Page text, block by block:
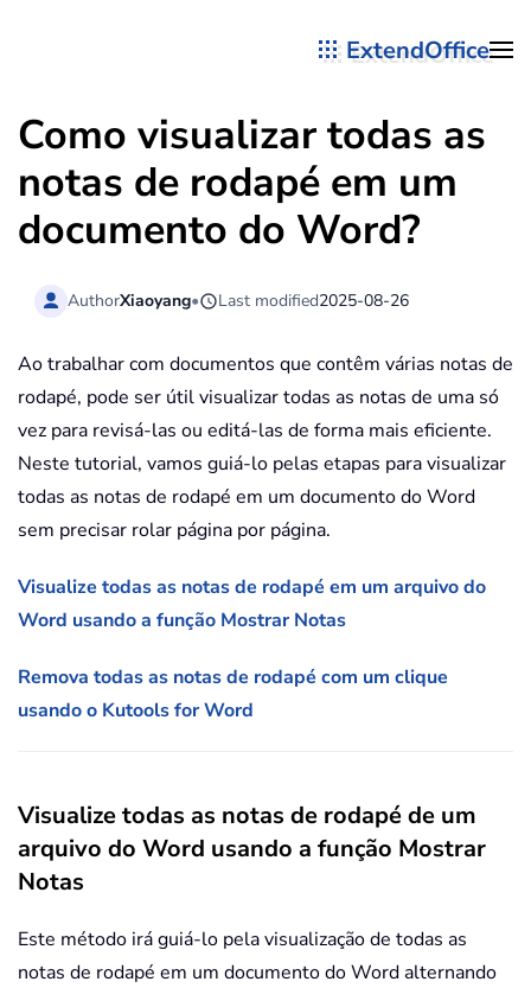
ExtendOffice
Como visualizar todas as
notas de rodapé em um
documento do Word?
AuthorXiaoyang• Last modified2025-08-26
Ao trabalhar com documentos que contêm várias notas de
rodapé, pode ser útil visualizar todas as notas de uma só
vez para revisá-las ou editá-las de forma mais eficiente.
Neste tutorial, vamos guiá-lo pelas etapas para visualizar
todas as notas de rodapé em um documento do Word
sem precisar rolar página por página.
Visualize todas as notas de rodapé em um arquivo do
Word usando a função Mostrar Notas
Remova todas as notas de rodapé com um clique
usando o Kutools for Word
Visualize todas as notas de rodapé de um
arquivo do Word usando a função Mostrar
Notas
Este método irá guiá-lo pela visualização de todas as
notas de rodapé em um documento do Word alternando